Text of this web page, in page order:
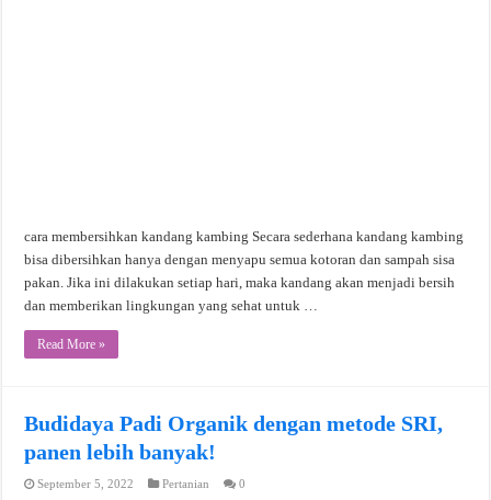
cara membersihkan kandang kambing Secara sederhana kandang kambing
bisa dibersihkan hanya dengan menyapu semua kotoran dan sampah sisa
pakan. Jika ini dilakukan setiap hari, maka kandang akan menjadi bersih
dan memberikan lingkungan yang sehat untuk …
Read More »
Budidaya Padi Organik dengan metode SRI,
panen lebih banyak!
September 5, 2022 Pertanian 0